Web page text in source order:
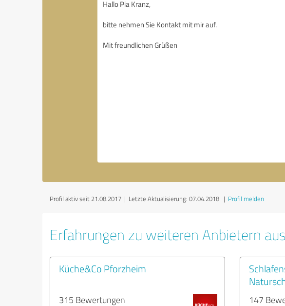
Profil aktiv seit 21.08.2017 | Letzte Aktualisierung: 07.04.2018 | Profil melden
Erfahrungen zu weiteren Anbietern
Küche&Co Pforzheim
315 Bewertungen
147